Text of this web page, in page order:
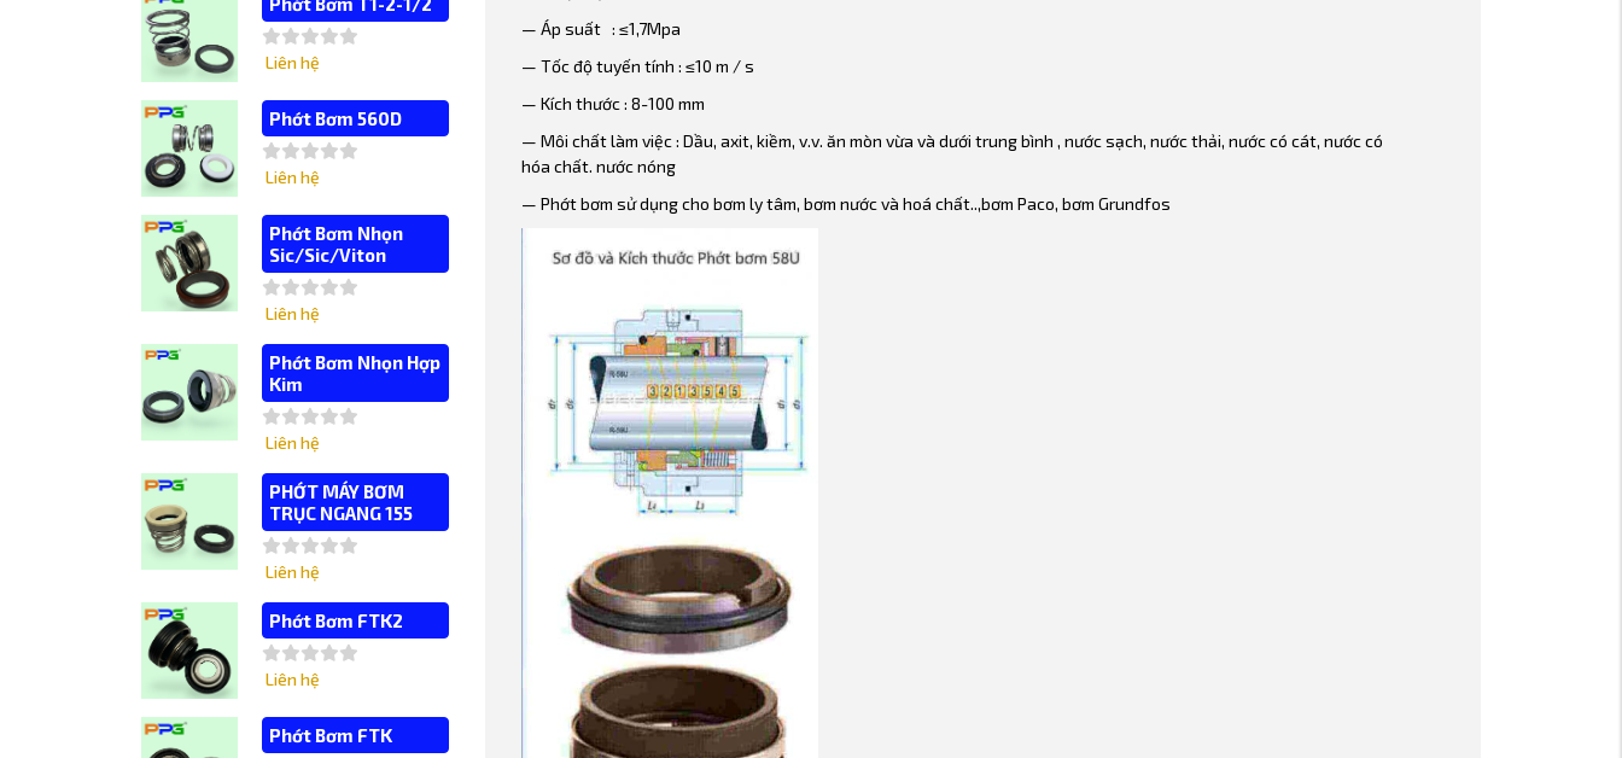
Liên hệ
Phớt Bơm 560D
Liên hệ
Phớt Bơm Nhọn
Sic/Sic/Viton
Liên hệ
Phớt Bơm Nhọn Hợp
Kim
Liên hệ
PHỚT MÁY BƠM
TRỤC NGANG 155
Liên hệ
Phớt Bơm FTK2
Liên hệ
Phớt Bơm FTK
— Áp suất : ≤1,7Mpa
— Tốc độ tuyến tính : ≤10 m / s
— Kích thước : 8-100 mm
— Môi chất làm việc : Dầu, axit, kiềm, v.v. ăn mòn vừa và dưới trung bình , nước sạch, nước thải, nước có cát, nước có
hóa chất. nước nóng
— Phớt bơm sử dụng cho bơm ly tâm, bơm nước và hoá chất..,bơm Paco, bơm Grundfos